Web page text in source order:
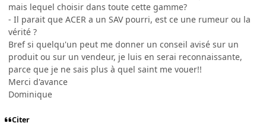
mais lequel choisir dans toute cette gamme?
- Il parait que ACER a un SAV pourri, est ce une rumeur ou la
vérité ?
Bref si quelqu'un peut me donner un conseil avisé sur un
produit ou sur un vendeur, je luis en serai reconnaissante,
parce que je ne sais plus à quel saint me vouer!!
Merci d'avance
Dominique
Citer